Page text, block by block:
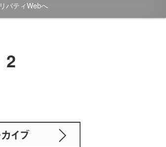
バティWebへ
2